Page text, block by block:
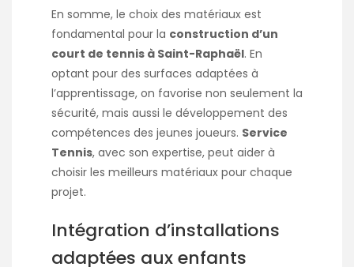
En somme, le choix des matériaux est
fondamental pour la construction d’un
court de tennis à Saint-Raphaël. En
optant pour des surfaces adaptées à
l’apprentissage, on favorise non seulement la
sécurité, mais aussi le développement des
compétences des jeunes joueurs. Service
Tennis, avec son expertise, peut aider à
choisir les meilleurs matériaux pour chaque
projet.
Intégration d’installations
adaptées aux enfants